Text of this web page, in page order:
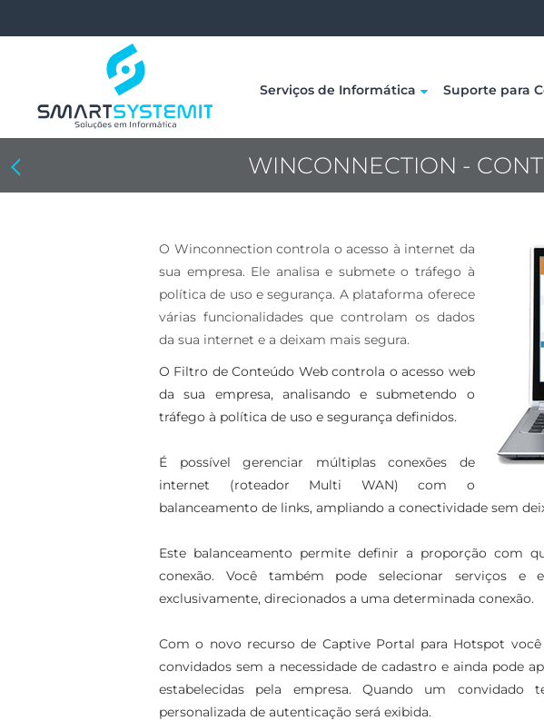
Serviços de Informática Suporte para
WINCONNECTION -
Anterior: Remoção de Vírus PC
O Winconnection controla o acesso à internet da
sua empresa. Ele analisa e submete o tráfego à
política de uso e segurança. A plataforma oferece
várias funcionalidades que controlam os dados
da sua internet e a deixam mais segura.
O Filtro de Conteúdo Web controla o acesso web
da sua empresa, analisando e submetendo o
tráfego à política de uso e segurança definidos.
É possível gerenciar múltiplas conexões de
internet (roteador Multi WAN) com o
balanceamento de links, ampliando a conectividade sem
Este balanceamento permite definir a proporção com
conexão. Você também pode selecionar serviços e
exclusivamente, direcionados a uma determinada conexão.
Com o novo recurso de Captive Portal para Hotspot
convidados sem a necessidade de cadastro e ainda pode
estabelecidas pela empresa. Quando um
personalizada de autenticação será exibida.